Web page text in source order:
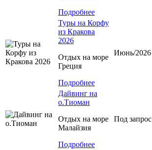
Подробнее
Туры на Корфу
из Кракова
2026
Отдых на море
Греция
Подробнее
Июнь/2026
Дайвинг на
о.Тиоман
Отдых на море
Малайзия
Подробнее
Под запрос